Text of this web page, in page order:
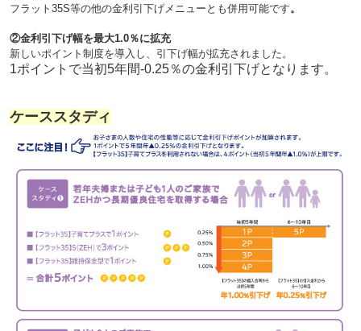
フラット35S等の他の金利引下げメニューとも併用可能です。
②金利引下げ幅を最大1.0％に拡充
新しいポイント制度を導入し、引下げ幅が拡充されました。
1ポイントで当初5年間-0.25％の金利引下げとなります。
ケーススタディ